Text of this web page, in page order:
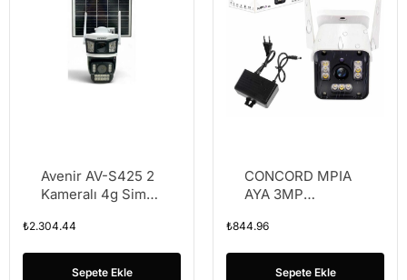
Avenir AV-S425 2
Kameralı 4g Sim
Kayıt) 6mp Solar
₺2.304.44
Sepete Ekle
CONCORD MPIA
AYA 3MP
IP AKMERA
₺844.96
Sepete Ekle